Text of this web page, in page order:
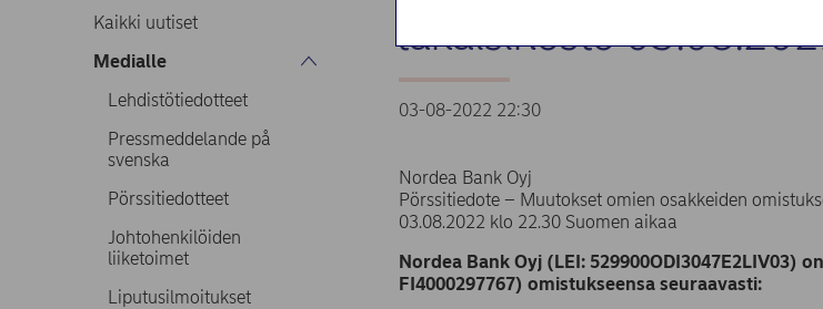
Kaikki uutiset
Medialle
Lehdistötiedotteet
Pressmeddelande på
svenska
Pörssitiedotteet
Johtohenkilöiden
liiketoimet
Liputusilmoitukset
takaisinosto
03-08-2022 22:30
Nordea Bank Oyj
Pörssitiedote – Muutokset omien osakkeiden
03.08.2022 klo 22.30 Suomen aikaa
Nordea Bank Oyj (LEI: 529900ODI3047E2LIV03)
FI4000297767) omistukseensa seuraavasti: